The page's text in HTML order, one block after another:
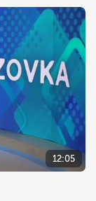
12:05